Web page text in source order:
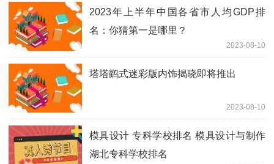
2023年上半年中国各省市人均GDP排
名：你猜第一是哪里？
2023-08-10
塔塔鹞式迷彩版内饰揭晓即将推出
2023-08-10
模具设计 专科学校排名 模具设计与制作
湖北专科学校排名